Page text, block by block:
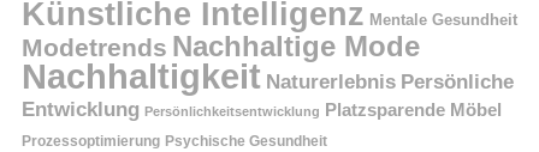
Künstliche Intelligenz Mentale Gesundheit
Modetrends Nachhaltige Mode
Nachhaltigkeit Naturerlebnis Persönliche
Entwicklung Persönlichkeitsentwicklung Platzsparende Möbel
Prozessoptimierung Psychische Gesundheit